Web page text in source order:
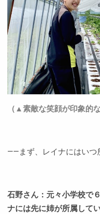
（▲素敵な笑顔が印象的
――まず、レイナにはいつ
石野さん：元々小学校で
ナには先に姉が所属して